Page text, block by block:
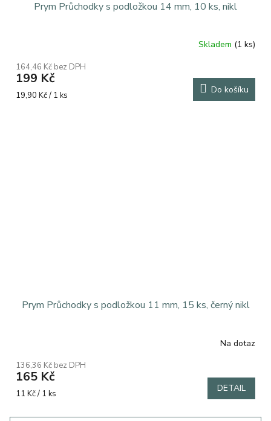
Prym Průchodky s podložkou 14 mm, 10 ks, nikl
Skladem (1 ks)
164,46 Kč bez DPH
199 Kč
Měrná
19,90 Kč / 1 ks Do košíku
Prym Průchodky s podložkou 11 mm, 15 ks, černý nikl
produktu
je
5,0
Na dotaz
136,36 Kč bez DPH
165 Kč
Měrná
11 Kč / 1 ks DETAIL